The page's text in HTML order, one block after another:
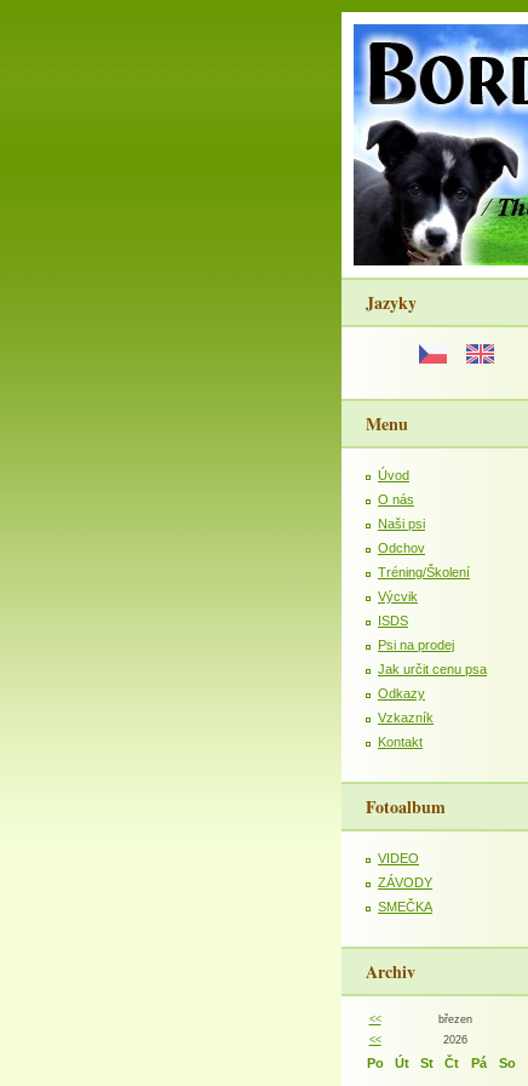
Jazyky
Menu
Úvod
O nás
Naši psi
Odchov
Tréning/Školení
Výcvik
ISDS
Psi na prodej
Jak určit cenu psa
Odkazy
Vzkazník
Kontakt
Fotoalbum
VIDEO
ZÁVODY
SMEČKA
Archiv
<< březen
<<
2026
Po Út St Čt Pá So